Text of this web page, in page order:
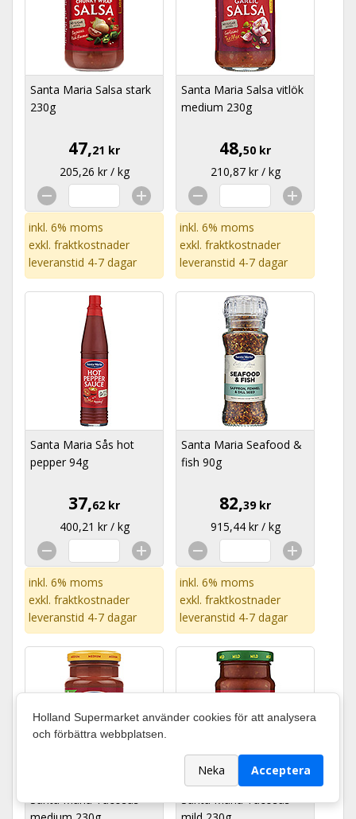
Santa Maria Salsa stark
230g
47,21 kr
205,26 kr / kg
inkl. 6% moms
exkl. fraktkostnader
leveranstid 4-7 dagar
Santa Maria Salsa vitlök
medium 230g
48,50 kr
210,87 kr / kg
inkl. 6% moms
exkl. fraktkostnader
leveranstid 4-7 dagar
Santa Maria Sås hot
pepper 94g
37,62 kr
400,21 kr / kg
inkl. 6% moms
exkl. fraktkostnader
leveranstid 4-7 dagar
Santa Maria Seafood &
fish 90g
82,39 kr
915,44 kr / kg
inkl. 6% moms
exkl. fraktkostnader
leveranstid 4-7 dagar
Santa Maria Tacosås
Santa Maria Tacosås
Holland Supermarket använder cookies för att analysera
och förbättra webbplatsen.
Neka Acceptera